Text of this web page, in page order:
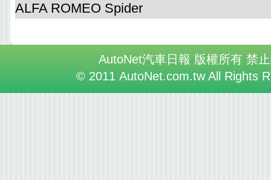
ALFA ROMEO Spider
AutoNet汽車日報 版權所有 禁
© 2011 AutoNet.com.tw All Rights